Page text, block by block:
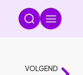
VOLGEND